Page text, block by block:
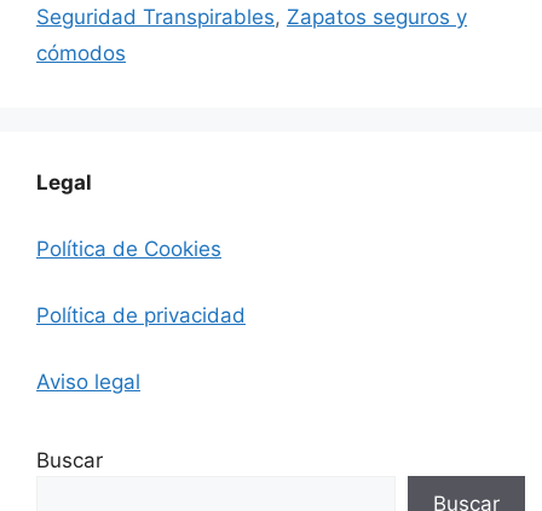
Seguridad Transpirables, Zapatos seguros y
cómodos
Legal
Política de Cookies
Política de privacidad
Aviso legal
Buscar
Buscar